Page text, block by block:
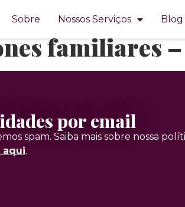
Sobre Nossos Serviços Blog
viene desde
familiares
por email
spam. Saiba mais sobre nossa
aqui.